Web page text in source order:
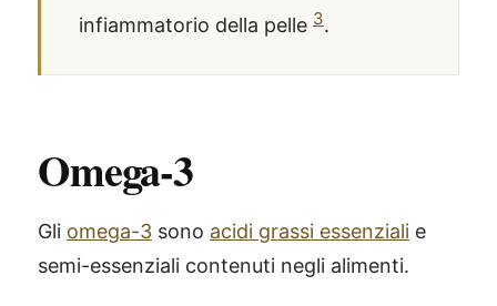
infiammatorio della pelle 3.
Omega-3
Gli omega-3 sono acidi grassi essenziali e
semi-essenziali contenuti negli alimenti.